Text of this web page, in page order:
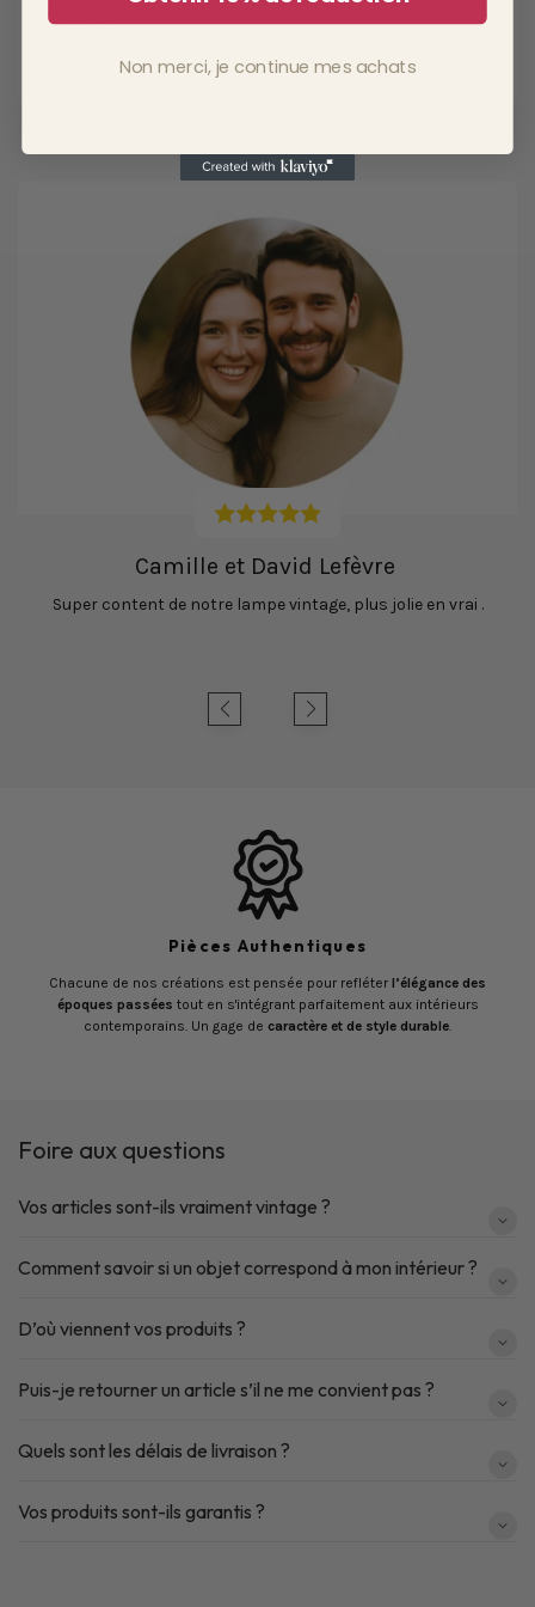
estival.
Camille et David Lefèvre
Super content de notre lampe vintage, plus jolie en vrai .
Pièces Authentiques
Chacune de nos créations est pensée pour refléter l’élégance des
époques passées tout en s'intégrant parfaitement aux intérieurs
contemporains. Un gage de caractère et de style durable.
Foire aux questions
Vos articles sont-ils vraiment vintage ?
Comment savoir si un objet correspond à mon intérieur ?
D’où viennent vos produits ?
Puis-je retourner un article s’il ne me convient pas ?
Quels sont les délais de livraison ?
Vos produits sont-ils garantis ?
Non merci, je continue mes achats